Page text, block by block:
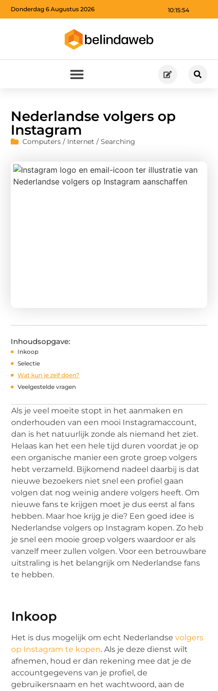
10:15:55
Donderdag 6 Augustus 2026
Nederlandse volgers op
Instagram
Computers / Internet / Searching
Inhoudsopgave:
Inkoop
Selectie
Wat kun je zelf doen?
Veelgestelde vragen
Als je veel moeite stopt in het aanmaken en
onderhouden van een mooi Instagramaccount,
dan is het natuurlijk zonde als niemand het ziet.
Helaas kan het een hele tijd duren voordat je op
een organische manier een grote groep volgers
hebt verzameld. Bijkomend nadeel daarbij is dat
nieuwe bezoekers niet snel een profiel gaan
volgen dat nog weinig andere volgers heeft. Om
nieuwe fans te krijgen moet je dus eerst al fans
hebben. Maar hoe krijg je die? Een goed idee is
Nederlandse volgers op Instagram kopen. Zo heb
je snel een mooie groep volgers waardoor er als
vanzelf meer zullen volgen. Voor een betrouwbare
uitstraling is het belangrijk om Nederlandse fans
te hebben.
Inkoop
Het is dus mogelijk om echt Nederlandsevolgers
op Instagram te kopen. Als je deze dienst wilt
afnemen, houd er dan rekening mee dat je de
accountgegevens van je profiel, de
gebruikersnaam en het wachtwoord, aan de